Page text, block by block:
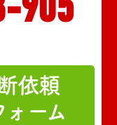
905
依頼
ォーム